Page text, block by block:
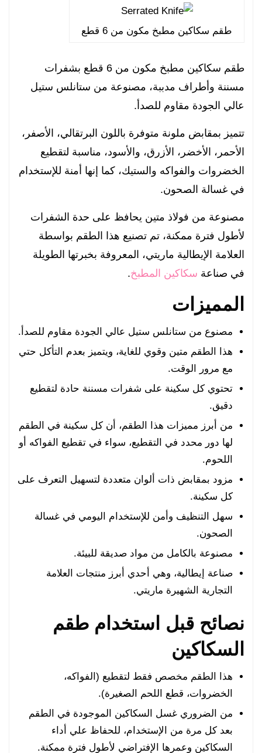
طقم سكاكين مطبخ مكون من 6 قطع
طقم سكاكين مطبخ مكون من 6 قطع بشفرات
مسننة وأطراف مدببة، مصنوعة من ستانلس ستيل
عالي الجودة مقاوم للصدأ.
تتميز بمقابض ملونة متوفرة باللون البرتقالي، الأصفر،
الأحمر، الأخضر، الأزرق، والأسود، مناسبة لتقطيع
الخضروات والفواكه والستيك، كما إنها أمنة للإستخدام
في غسالة الصحون.
مصنوعة من فولاذ متين يحافظ على حدة الشفرات
لأطول فترة ممكنة، تم تصنيع هذا الطقم بواسطة
العلامة الإيطالية ماريتي، المعروفة بخبرتها الطويلة
في صناعة سكاكين المطبخ.
المميزات
مصنوع من ستانلس ستيل عالي الجودة مقاوم للصدأ.
هذا الطقم متين وقوي للغاية، ويتميز بعدم التأكل حتي
مع مرور الوقت.
تحتوي كل سكينة على شفرات مسننة حادة لتقطيع
دقيق.
من أبرز مميزات هذا الطقم، أن كل سكينة في الطقم
لها دور محدد في التقطيع، سواء في تقطيع الفواكه أو
اللحوم.
مزود بمقابض ذات ألوان متعددة لتسهيل التعرف على
كل سكينة.
سهل التنظيف وأمن للإستخدام اليومي في غسالة
الصحون.
مصنوعة بالكامل من مواد صديقة للبيئة.
صناعة إيطالية، وهي أحدي أبرز منتجات العلامة
التجارية الشهيرة ماريتي.
نصائح قبل استخدام طقم
السكاكين
هذا الطقم مخصص فقط لتقطيع (الفواكه،
الخضروات، قطع اللحم الصغيرة).
من الضروري غسل السكاكين الموجودة في الطقم
بعد كل مرة من الإستخدام، للحفاظ علي أداء
السكاكين وعمرها الإفتراضي لأطول فترة ممكنة.